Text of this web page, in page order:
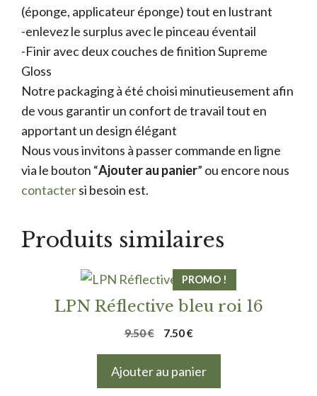
(éponge, applicateur éponge) tout en lustrant
-enlevez le surplus avec le pinceau éventail
-Finir avec deux couches de finition Supreme
Gloss
Notre packaging à été choisi minutieusement afin
de vous garantir un confort de travail tout en
apportant un design élégant
Nous vous invitons à passer commande en ligne
via le bouton “Ajouter au panier” ou encore nous
contactersi besoin est.
Produits similaires
PROMO !
LPN Réflective bleu roi 16
9.50€
Le
7.50€Le
actuel
Ajouter au panier